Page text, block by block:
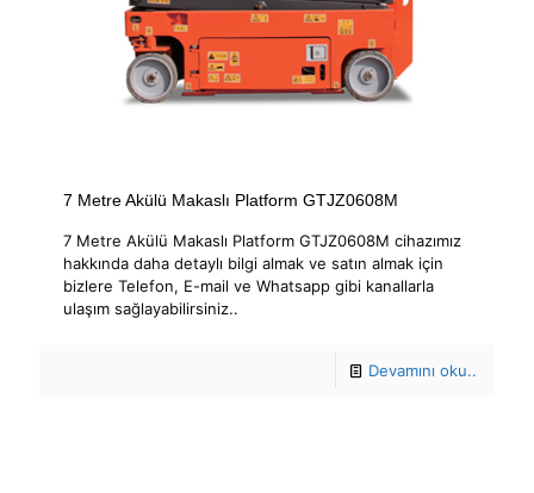
7 Metre Akülü Makaslı Platform GTJZ0608M
7 Metre Akülü Makaslı Platform GTJZ0608M cihazımız
hakkında daha detaylı bilgi almak ve satın almak için
bizlere Telefon, E-mail ve Whatsapp gibi kanallarla
ulaşım sağlayabilirsiniz..
Devamını oku..